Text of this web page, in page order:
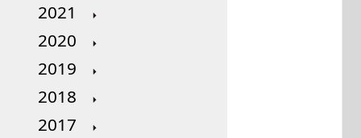
2021
2020
2019
2018
2017